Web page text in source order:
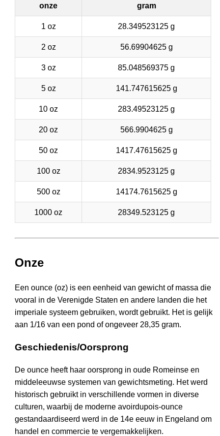
onze gram
1 oz 28.349523125 g
2 oz 56.69904625 g
3 oz 85.048569375 g
5 oz 141.747615625 g
10 oz 283.49523125 g
20 oz 566.9904625 g
50 oz 1417.47615625 g
100 oz 2834.9523125 g
500 oz 14174.7615625 g
1000 oz 28349.523125 g
Onze
Een ounce (oz) is een eenheid van gewicht of massa die
vooral in de Verenigde Staten en andere landen die het
imperiale systeem gebruiken, wordt gebruikt. Het is gelijk
aan 1/16 van een pond of ongeveer 28,35 gram.
Geschiedenis/Oorsprong
De ounce heeft haar oorsprong in oude Romeinse en
middeleeuwse systemen van gewichtsmeting. Het werd
historisch gebruikt in verschillende vormen in diverse
culturen, waarbij de moderne avoirdupois-ounce
gestandaardiseerd werd in de 14e eeuw in Engeland om
handel en commercie te vergemakkelijken.